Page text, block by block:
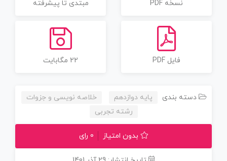
نسخه PDF مبتدی تا پیشرفته
فایل PDF 22 مگابایت
دسته بندی پایه دوازدهم
خلاصه نویسی و جزوات
رشته تجربی
بدون امتیاز 0 رای